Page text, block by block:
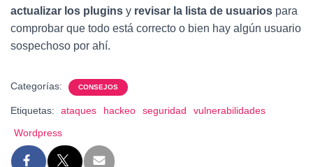
actualizar los plugins y revisar la lista de usuarios para
comprobar que todo está correcto o bien hay algún usuario
sospechoso por ahí.
Categorías: CONSEJOS
Etiquetas: ataques hackeo seguridad
vulnerabilidades
Wordpress